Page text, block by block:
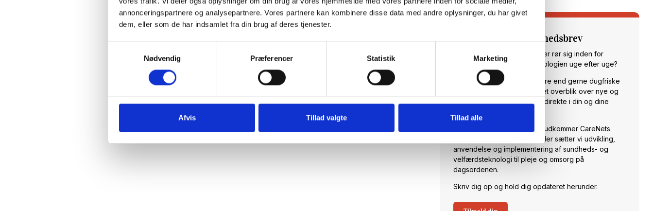
annonceringspartnere og analysepartnere. Vores partnere kan kombinere disse data med andre oplysninger, du har givet
dem, eller som de har indsamlet fra din brug af deres tjenester.
Nødvendig
Præferencer Statistik Marketing
Afvis Tillad valgte Tillad alle
Tilmeld dig vores nyhedsbrev
Vil du opdateres på, hvad der rør sig inden for
sundheds- og velfærdsteknologien uge efter uge?
Hos CareNet leverer vi hellere end gerne dugfriske
nyheder fra branchen samt et overblik over nye og
spændende arrangementer direkte i din og dine
Hver torsdag klokken 14:00 udkommer CareNets
fagligt stærke nyhedsbrev. Her sætter vi udvikling,
anvendelse og implementering af sundheds- og
velfærdsteknologi til pleje og omsorg på
dagsordenen.
Skriv dig op og hold dig opdateret herunder.